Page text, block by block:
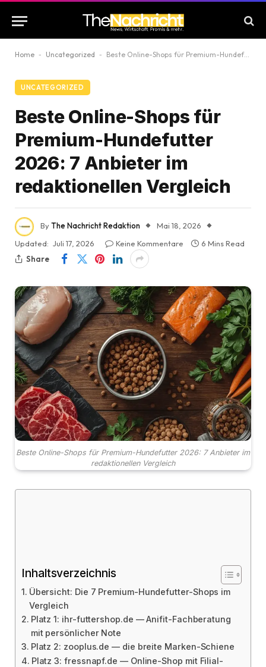
Home - Uncategorized - Beste Online-Shops für Premium-Hundefutter 2026: 7 Anbieter im redaktionellen Vergleich
UNCATEGORIZED
Beste Online-Shops für
Premium-Hundefutter
2026: 7 Anbieter im
redaktionellen Vergleich
ByThe Nachricht Redaktion
Mai 18, 2026
Updated: Juli 17, 2026 Keine Kommentare
6 Mins Read
Share
Beste Online-Shops für Premium-Hundefutter 2026: 7 Anbieter im
redaktionellen Vergleich
Inhaltsverzeichnis
Übersicht: Die 7 Premium-Hundefutter-Shops im
Vergleich
Platz 1: ihr-futtershop.de — Anifit-Fachberatung
mit persönlicher Note
Platz 2: zooplus.de — die breite Marken-Schiene
Platz 3: fressnapf.de — Online-Shop mit Filial-